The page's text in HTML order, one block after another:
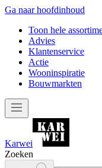
Ga naar hoofdinhoud
Toon hele
Advies
Klantenservice
Actie
Wooninspiratie
Bouwmarkten
Karwei
Zoeken